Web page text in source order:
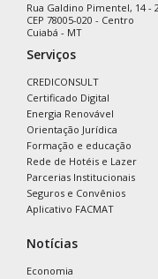
Rua Galdino Pimentel, 14 -
CEP 78005-020 - Centro
Cuiabá - MT
Serviços
CREDICONSULT
Certificado Digital
Energia Renovável
Orientação Jurídica
Formação e educação
Rede de Hotéis e Lazer
Parcerias Institucionais
Seguros e Convênios
Aplicativo FACMAT
Notícias
Economia